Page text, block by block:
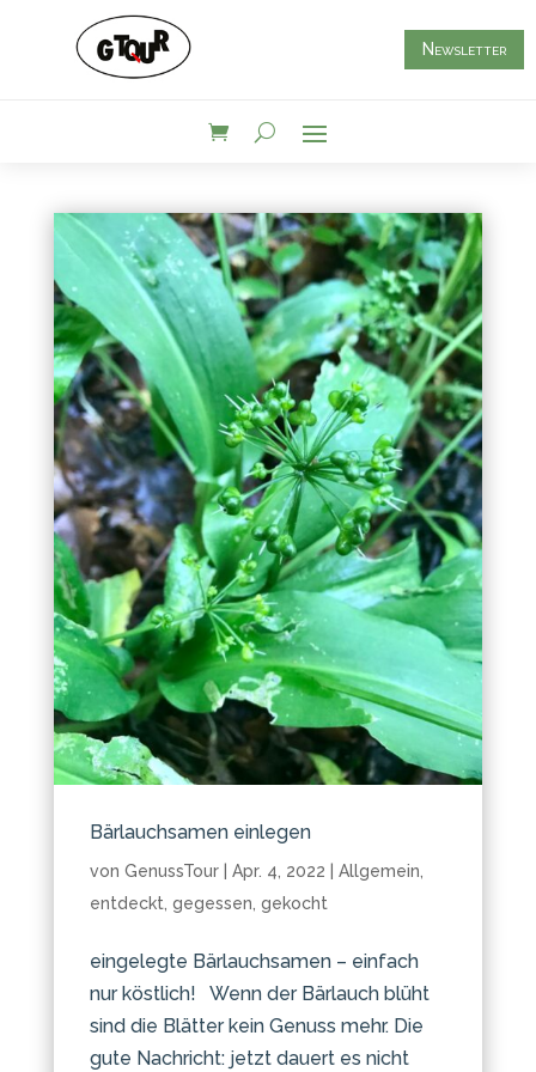
Newsletter
Bärlauchsamen einlegen
von GenussTour| Apr. 4, 2022 Allgemein
entdeckt gegessen gekocht
eingelegte Bärlauchsamen – einfach
nur köstlich! Wenn der Bärlauch blüht
sind die Blätter kein Genuss mehr. Die
gute Nachricht: jetzt dauert es nicht